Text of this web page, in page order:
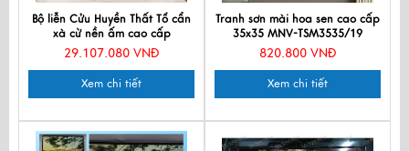
Bộ liễn Cửu Huyền Thất Tổ cẩn
xà cừ nền ấm cao cấp
126x126cm
29.107.080 VNĐ
Xem chi tiết
Tranh sơn mài hoa sen cao cấp
35x35 MNV-TSM3535/19
820.800 VNĐ
Xem chi tiết